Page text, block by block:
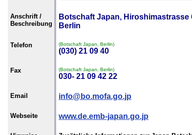
Anschrift /
Beschreibung
Botschaft Japan, Hiroshimastrasse
Berlin
Telefon (Botschaft Japan, Berlin)
(030) 21 09 40
Fax (Botschaft Japan, Berlin)
030- 21 09 42 22
Email info@bo.mofa.go.jp
Webseite www.de.emb-japan.go.jp